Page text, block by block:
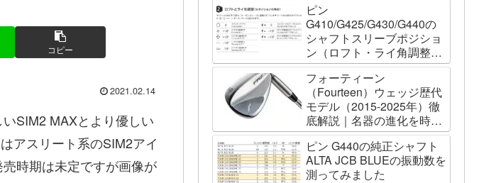
コピー
2021.02.14
SIM2 MAXとより優しい
アスリート系のSIM2アイ
時期は未定ですが画像が
ピン
G410/G425/G430/G440の
シャフトスリーブポジショ
ン（ロフト・ライ角調整機
能）について
フォーティーン
（Fourteen）ウェッジ歴代
モデル（2015-2025年）徹
底解説｜名器の進化を時系
列で辿る
ピン G440の純正シャフト
ALTA JCB BLUEの振動数を
測ってみました